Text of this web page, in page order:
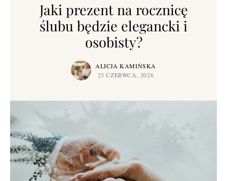
Jaki prezent na rocznicę
ślubu będzie elegancki i
osobisty?
ALICJA KAMIŃSKA
23 CZERWCA, 2026